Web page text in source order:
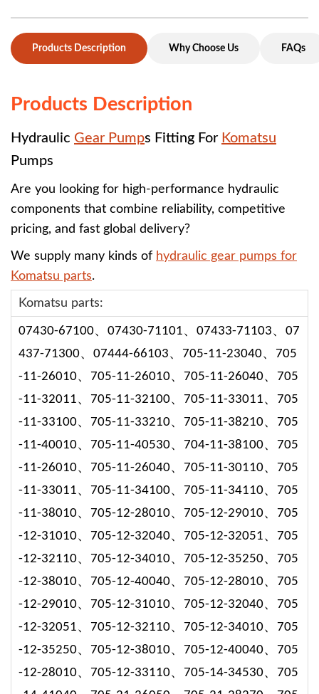
Products Description Why Choose Us FAQs
Products Description
Hydraulic Gear Pumps Fitting For Komatsu
Pumps
Are you looking for high-performance hydraulic
components that combine reliability, competitive
pricing, and fast global delivery?
We supply many kinds of hydraulic gear pumps for
Komatsu parts.
Komatsu parts:
07430-67100、 07430-71101、 07433-71103、 07
437-71300、 07444-66103、 705-11-23040、
705
-11-26010、 705-11-26010、 705-11-26040、
705
-11-32011、 705-11-32100、 705-11-33011、
705
-11-33100、 705-11-33210、 705-11-38210、
705
-11-40010、 705-11-40530、 704-11-38100、
705
-11-26010、 705-11-26040、 705-11-30110、
705
-11-33011、 705-11-34100、 705-11-34110、
705
-11-38010、 705-12-28010、 705-12-29010、
705
-12-31010、 705-12-32040、 705-12-32051、
705
-12-32110、 705-12-34010、 705-12-35250、
705
-12-38010、 705-12-40040、 705-12-28010、
705
-12-29010、 705-12-31010、 705-12-32040、
705
-12-32051、 705-12-32110、 705-12-34010、
705
-12-35250、 705-12-38010、 705-12-40040、
705
-12-28010、 705-12-33110、 705-14-34530、
705